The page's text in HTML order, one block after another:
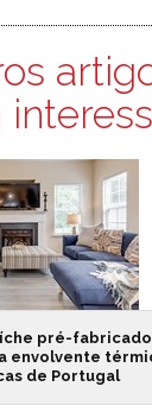
pré-
envolvente
de Portugal